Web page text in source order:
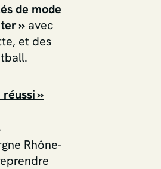
de mode
» avec
et des
»
Rhône-